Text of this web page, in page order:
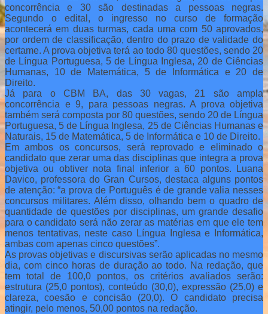
concorrência e 30 são destinadas a pessoas negras.
Segundo o edital, o ingresso no curso de formação
acontecerá em duas turmas, cada uma com 50 aprovados,
por ordem de classificação, dentro do prazo de validade do
certame. A prova objetiva terá ao todo 80 questões, sendo 20
de Língua Portuguesa, 5 de Língua Inglesa, 20 de Ciências
Humanas, 10 de Matemática, 5 de Informática e 20 de
Direito.
Já para o CBM BA, das 30 vagas, 21 são ampla
concorrência e 9, para pessoas negras. A prova objetiva
também será composta por 80 questões, sendo 20 de Língua
Portuguesa, 5 de Língua Inglesa, 25 de Ciências Humanas e
Naturais, 15 de Matemática, 5 de Informática e 10 de Direito.
Em ambos os concursos, será reprovado e eliminado o
candidato que zerar uma das disciplinas que integra a prova
objetiva ou obtiver nota final inferior a 60 pontos. Luana
Davico, professora do Gran Cursos, destaca alguns pontos
de atenção: “a prova de Português é de grande valia nesses
concursos militares. Além disso, olhando bem o quadro de
quantidade de questões por disciplinas, um grande desafio
para o candidato será não zerar as matérias em que ele tem
menos tentativas, neste caso Língua Inglesa e Informática,
ambas com apenas cinco questões”.
As provas objetivas e discursivas serão aplicadas no mesmo
dia, com cinco horas de duração ao todo. Na redação, que
tem total de 100,0 pontos, os critérios avaliados serão:
estrutura (25,0 pontos), conteúdo (30,0), expressão (25,0) e
clareza, coesão e concisão (20,0). O candidato precisa
atingir, pelo menos, 50,00 pontos na redação.